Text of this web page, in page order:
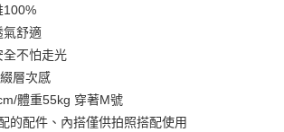
行
永豐商業銀行
星展（台灣）商業銀行
100%
氣舒適
全不怕走光
層次感
體重55kg 穿著M號
的配件、內搭僅供拍照搭配使用